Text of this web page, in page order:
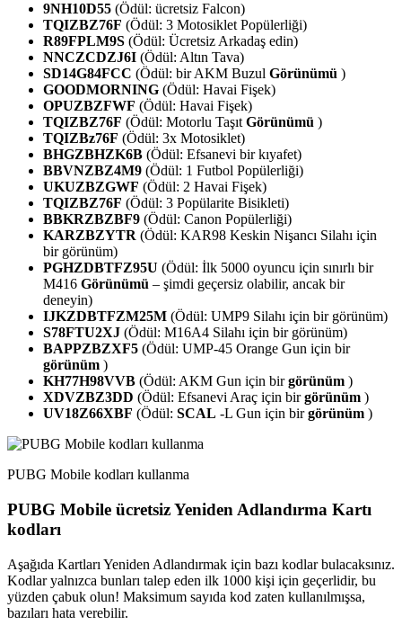
9NH10D55 (Ödül: ücretsiz Falcon)
TQIZBZ76F (Ödül: 3 Motosiklet Popülerliği)
R89FPLM9S (Ödül: Ücretsiz Arkadaş edin)
NNCZCDZJ6I (Ödül: Altın Tava)
SD14G84FCC (Ödül: bir AKM Buzul Görünümü )
GOODMORNING (Ödül: Havai Fişek)
OPUZBZFWF (Ödül: Havai Fişek)
TQIZBZ76F (Ödül: Motorlu Taşıt Görünümü )
TQIZBz76F (Ödül: 3x Motosiklet)
BHGZBHZK6B (Ödül: Efsanevi bir kıyafet)
BBVNZBZ4M9 (Ödül: 1 Futbol Popülerliği)
UKUZBZGWF (Ödül: 2 Havai Fişek)
TQIZBZ76F (Ödül: 3 Popülarite Bisikleti)
BBKRZBZBF9 (Ödül: Canon Popülerliği)
KARZBZYTR (Ödül: KAR98 Keskin Nişancı Silahı için
bir görünüm)
PGHZDBTFZ95U (Ödül: İlk 5000 oyuncu için sınırlı bir
M416 Görünümü – şimdi geçersiz olabilir, ancak bir
deneyin)
IJKZDBTFZM25M (Ödül: UMP9 Silahı için bir görünüm)
S78FTU2XJ (Ödül: M16A4 Silahı için bir görünüm)
BAPPZBZXF5 (Ödül: UMP-45 Orange Gun için bir
görünüm )
KH77H98VVB (Ödül: AKM Gun için birgörünüm )
XDVZBZ3DD (Ödül: Efsanevi Araç için birgörünüm )
UV18Z66XBF (Ödül: SCAL -L Gun için birgörünüm )
PUBG Mobile kodları kullanma
PUBG Mobile ücretsiz Yeniden Adlandırma Kartı
kodları
Aşağıda Kartları Yeniden Adlandırmak için bazı kodlar bulacaksınız.
Kodlar yalnızca bunları talep eden ilk 1000 kişi için geçerlidir, bu
yüzden çabuk olun! Maksimum sayıda kod zaten kullanılmışsa,
bazıları hata verebilir.